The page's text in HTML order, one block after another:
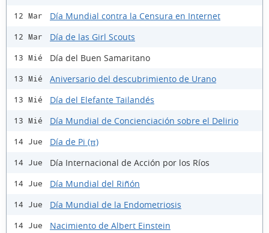
12 Mar Día Mundial contra la Censura en Internet
12 Mar Día de las Girl Scouts
13 Mié Día del Buen Samaritano
13 Mié Aniversario del descubrimiento de Urano
13 Mié Día del Elefante Tailandés
13 Mié Día Mundial de Concienciación sobre el Delirio
14 Jue Día de Pi (π)
14 Jue Día Internacional de Acción por los Ríos
14 Jue Día Mundial del Riñón
14 Jue Día Mundial de la Endometriosis
14 Jue Nacimiento de Albert Einstein